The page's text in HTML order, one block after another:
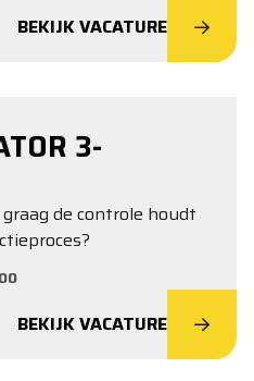
BEKIJK VACATURE
3-
de controle houdt
BEKIJK VACATURE